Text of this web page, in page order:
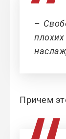
–
Причем